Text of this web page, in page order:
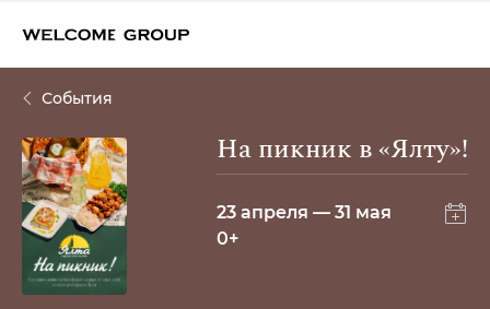
События
На пикник в «Ялту»!
23 апреля — 31 мая
0+